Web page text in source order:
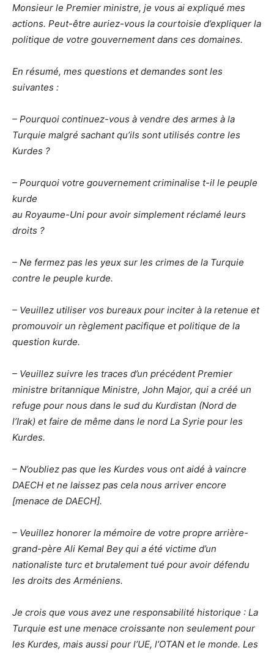
Monsieur le Premier ministre, je vous ai expliqué mes
actions. Peut-être auriez-vous la courtoisie d’expliquer la
politique de votre gouvernement dans ces domaines.
En résumé, mes questions et demandes sont les
suivantes :
– Pourquoi continuez-vous à vendre des armes à la
Turquie malgré sachant qu’ils sont utilisés contre les
Kurdes ?
– Pourquoi votre gouvernement criminalise t-il le peuple
kurde
au Royaume-Uni pour avoir simplement réclamé leurs
droits ?
– Ne fermez pas les yeux sur les crimes de la Turquie
contre le peuple kurde.
– Veuillez utiliser vos bureaux pour inciter à la retenue et
promouvoir un règlement pacifique et politique de la
question kurde.
– Veuillez suivre les traces d’un précédent Premier
ministre britannique Ministre, John Major, qui a créé un
refuge pour nous dans le sud du Kurdistan (Nord de
l’Irak) et faire de même dans le nord La Syrie pour les
Kurdes.
– N’oubliez pas que les Kurdes vous ont aidé à vaincre
DAECH et ne laissez pas cela nous arriver encore
[menace de DAECH].
– Veuillez honorer la mémoire de votre propre arrière-
grand-père Ali Kemal Bey qui a été victime d’un
nationaliste turc et brutalement tué pour avoir défendu
les droits des Arméniens.
Je crois que vous avez une responsabilité historique : La
Turquie est une menace croissante non seulement pour
les Kurdes, mais aussi pour l’UE, l’OTAN et le monde. Les